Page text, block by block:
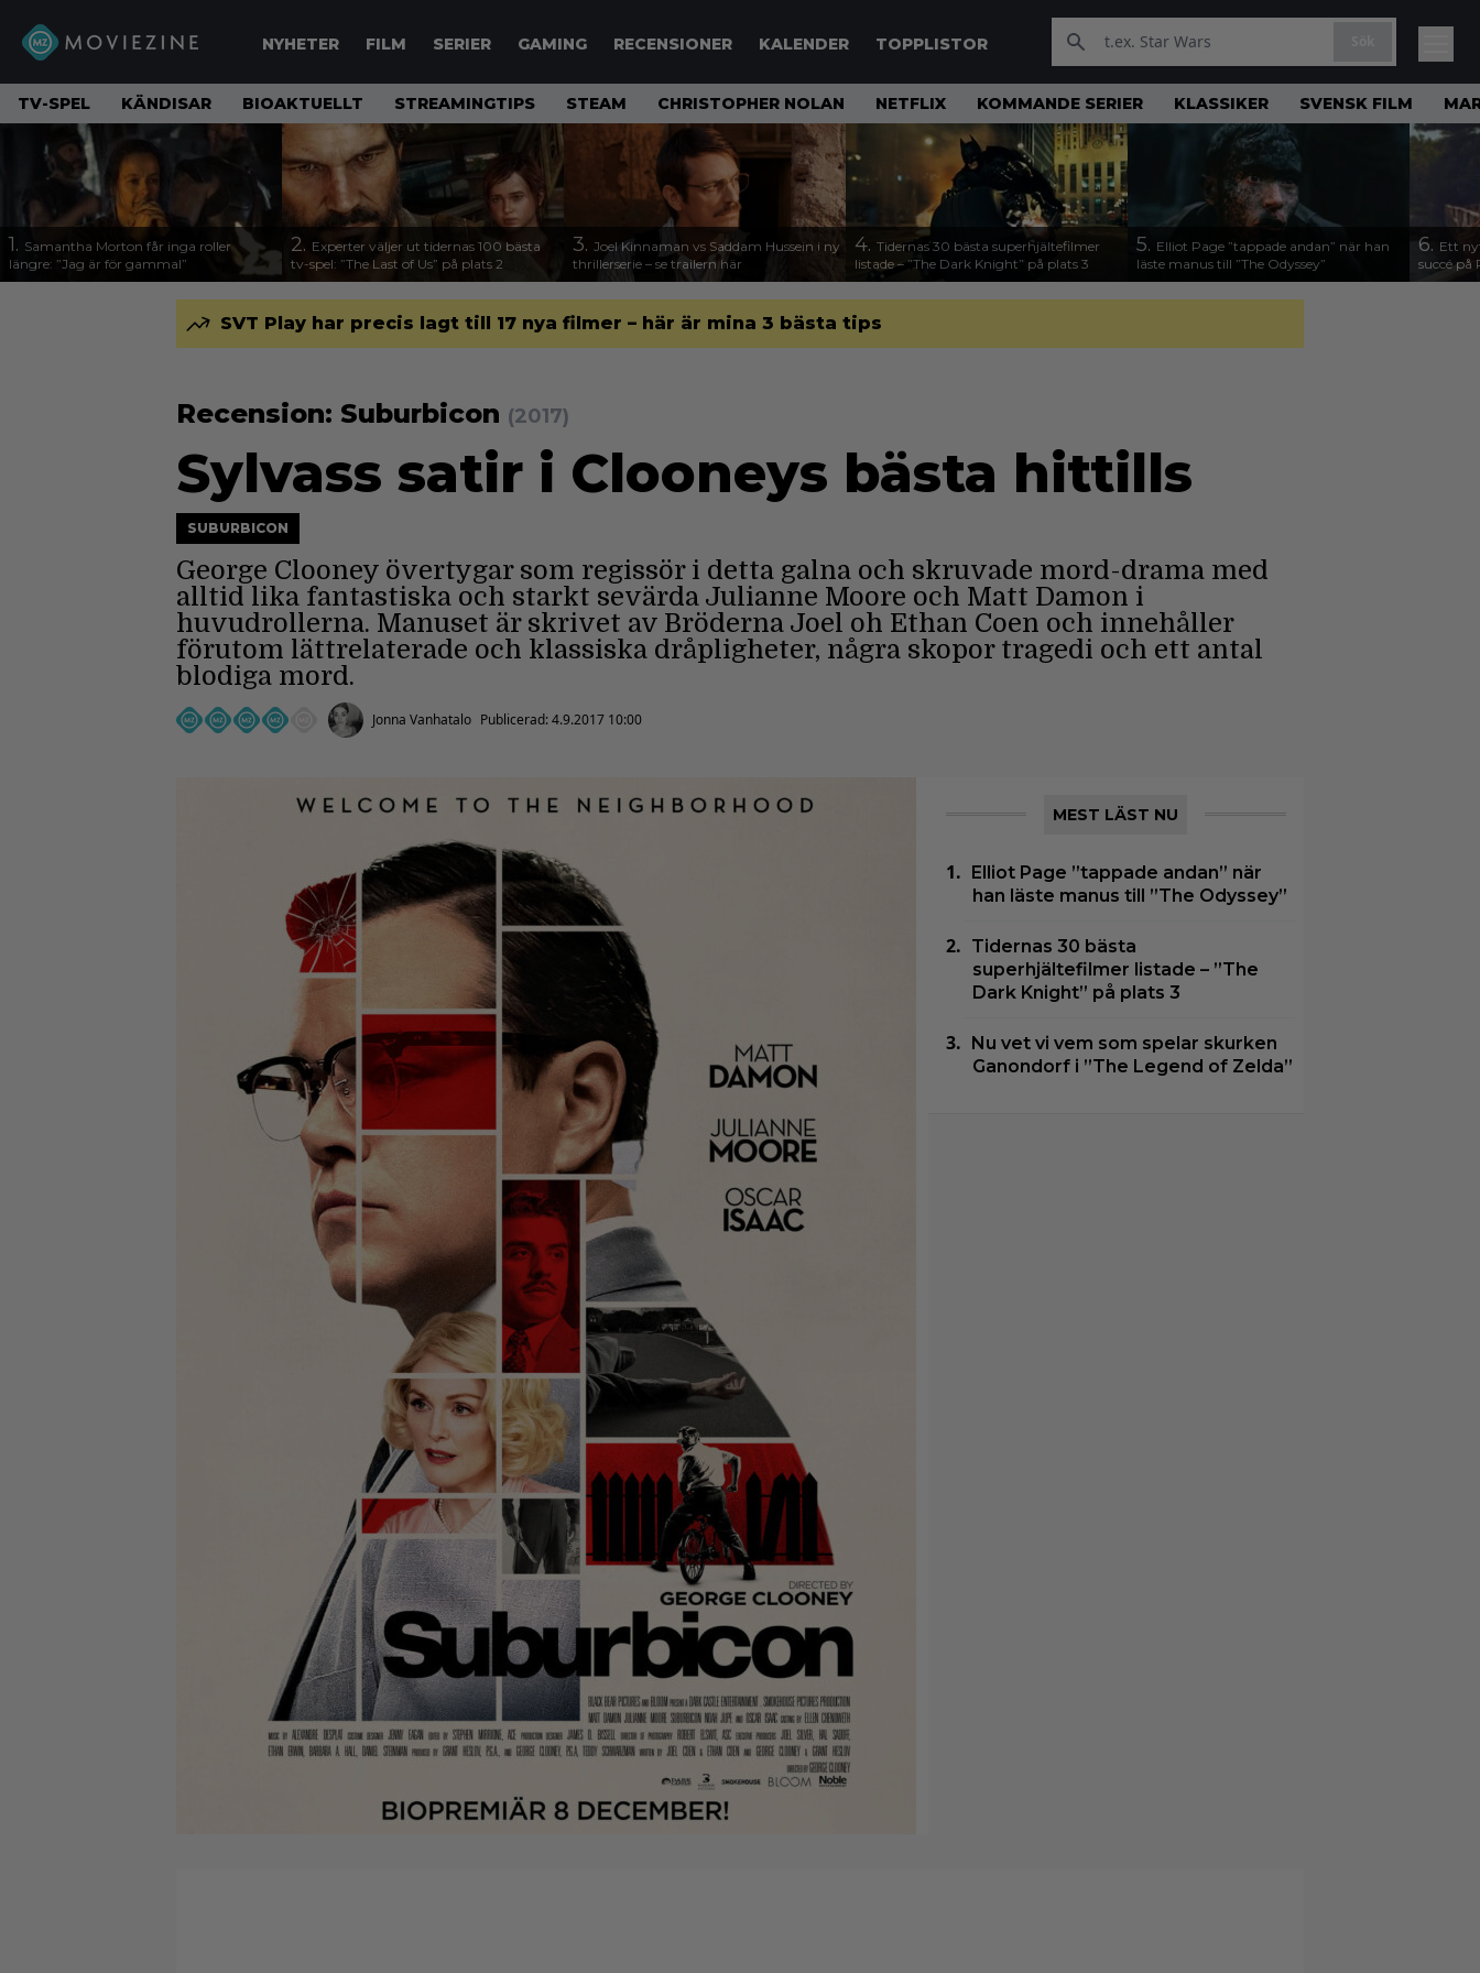
NYHETER FILM SERIER GAMING RECENSIONER KALENDER TOPPLISTOR
TV-SPEL KÄNDISAR BIOAKTUELLT STREAMINGTIPS STEAM CHRISTOPHER NOLAN NETFLIX KOMMANDE SERIER KLASSIKER SVENSK FILM
1. Samantha Morton får inga roller
längre: ”Jag är för gammal”
2. Experter väljer ut tidernas 100 bästa
tv-spel: ”The Last of Us” på plats 2
3. Joel Kinnaman vs Saddam Hussein i ny
thrillerserie – se trailern här
4. Tidernas 30 bästa superhjältefilmer
listade – ”The Dark Knight” på plats 3
5. Elliot Page ”tappade andan” när han
läste manus till ”The Odyssey”
6. Ett
succé på
SVT Play har precis lagt till 17 nya filmer – här är mina 3 bästa tips
Recension: Suburbicon (2017)
Sylvass satir i Clooneys bästa hittills
SUBURBICON
George Clooney övertygar som regissör i detta galna och skruvade mord-drama med
alltid lika fantastiska och starkt sevärda Julianne Moore och Matt Damon i
huvudrollerna. Manuset är skrivet av Bröderna Joel oh Ethan Coen och innehåller
förutom lättrelaterade och klassiska dråpligheter, några skopor tragedi och ett antal
blodiga mord.
Jonna Vanhatalo Publicerad:4.9.2017 10:00
MEST LÄST NU
Elliot Page ”tappade andan” när
han läste manus till ”The Odyssey”
Tidernas 30 bästa
superhjältefilmer listade – ”The
Dark Knight” på plats 3
Nu vet vi vem som spelar skurken
Ganondorf i ”The Legend of Zelda”